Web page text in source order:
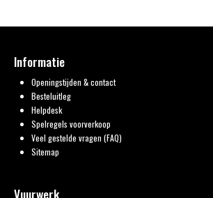
Informatie
Openingstijden & contact
Besteluitleg
Helpdesk
Spelregels voorverkoop
Veel gestelde vragen (FAQ)
Sitemap
Vuurwerk